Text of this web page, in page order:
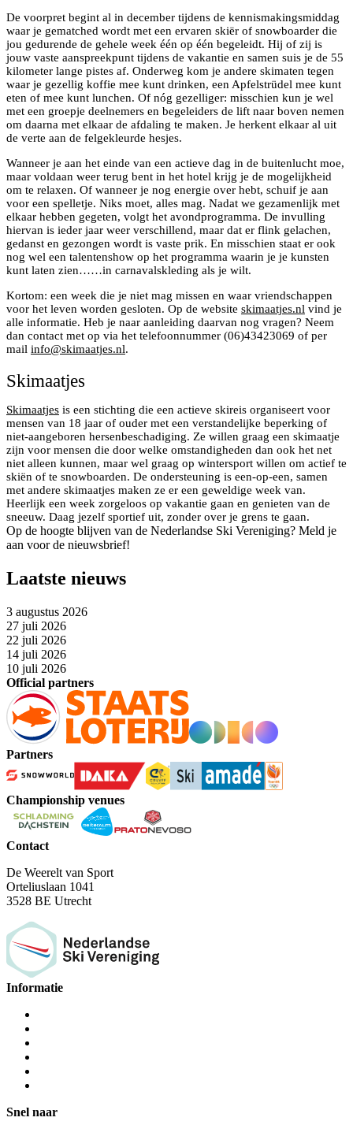
De voorpret begint al in december tijdens de kennismakingsmiddag
waar je gematched wordt met een ervaren skiër of snowboarder die
jou gedurende de gehele week één op één begeleidt. Hij of zij is
jouw vaste aanspreekpunt tijdens de vakantie en samen suis je de 55
kilometer lange pistes af. Onderweg kom je andere skimaten tegen
waar je gezellig koffie mee kunt drinken, een Apfelstrüdel mee kunt
eten of mee kunt lunchen. Of nóg gezelliger: misschien kun je wel
met een groepje deelnemers en begeleiders de lift naar boven nemen
om daarna met elkaar de afdaling te maken. Je herkent elkaar al uit
de verte aan de felgekleurde hesjes.
Wanneer je aan het einde van een actieve dag in de buitenlucht moe,
maar voldaan weer terug bent in het hotel krijg je de mogelijkheid
om te relaxen. Of wanneer je nog energie over hebt, schuif je aan
voor een spelletje. Niks moet, alles mag. Nadat we gezamenlijk met
elkaar hebben gegeten, volgt het avondprogramma. De invulling
hiervan is ieder jaar weer verschillend, maar dat er flink gelachen,
gedanst en gezongen wordt is vaste prik. En misschien staat er ook
nog wel een talentenshow op het programma waarin je je kunsten
kunt laten zien……in carnavalskleding als je wilt.
Kortom: een week die je niet mag missen en waar vriendschappen
voor het leven worden gesloten. Op de website skimaatjes.nl vind je
alle informatie. Heb je naar aanleiding daarvan nog vragen? Neem
dan contact met op via het telefoonnummer (06)43423069 of per
mail info@skimaatjes.nl.
Skimaatjes
Skimaatjes is een stichting die een actieve skireis organiseert voor
mensen van 18 jaar of ouder met een verstandelijke beperking of
niet-aangeboren hersenbeschadiging. Ze willen graag een skimaatje
zijn voor mensen die door welke omstandigheden dan ook het net
niet alleen kunnen, maar wel graag op wintersport willen om actief te
skiën of te snowboarden. De ondersteuning is een-op-een, samen
met andere skimaatjes maken ze er een geweldige week van.
Heerlijk een week zorgeloos op vakantie gaan en genieten van de
sneeuw. Daag jezelf sportief uit, zonder over je grens te gaan.
Op de hoogte blijven van de Nederlandse Ski Vereniging? Meld je
aan voor de nieuwsbrief!
Laatste nieuws
3 augustus 2026
27 juli 2026
22 juli 2026
14 juli 2026
10 juli 2026
Official partners
Partners
Championship venues
Contact
De Weerelt van Sport
Orteliuslaan 1041
3528 BE Utrecht
Informatie
Snel naar